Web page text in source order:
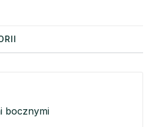
bocznymi